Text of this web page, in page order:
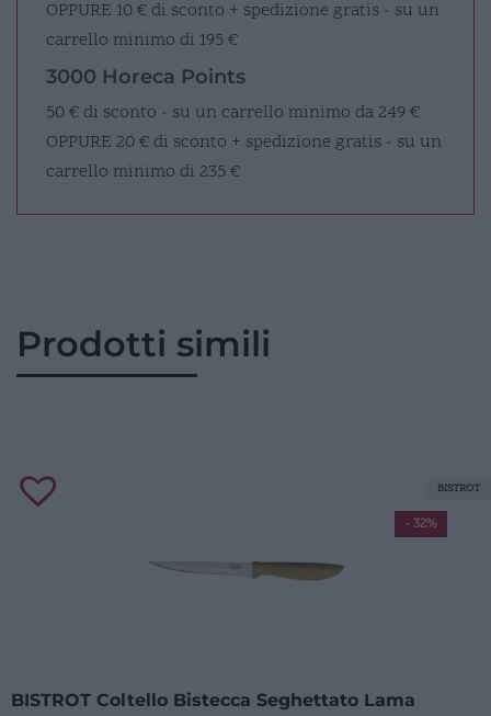
OPPURE 10 € di sconto + spedizione gratis - su un
carrello minimo di 195 €
3000 Horeca Points
50 € di sconto - su un carrello minimo da 249 €
OPPURE 20 € di sconto + spedizione gratis - su un
carrello minimo di 235 €
Prodotti simili
BISTROT Coltello Bistecca Seghettato Lama
- 32%
BISTROT